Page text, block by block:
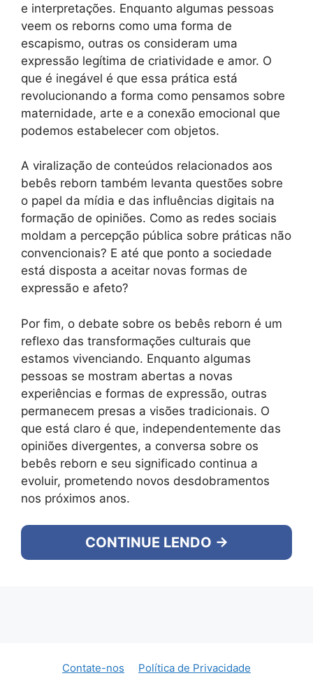
e interpretações. Enquanto algumas pessoas
veem os reborns como uma forma de
escapismo, outras os consideram uma
expressão legítima de criatividade e amor. O
que é inegável é que essa prática está
revolucionando a forma como pensamos sobre
maternidade, arte e a conexão emocional que
podemos estabelecer com objetos.
A viralização de conteúdos relacionados aos
bebês reborn também levanta questões sobre
o papel da mídia e das influências digitais na
formação de opiniões. Como as redes sociais
moldam a percepção pública sobre práticas não
convencionais? E até que ponto a sociedade
está disposta a aceitar novas formas de
expressão e afeto?
Por fim, o debate sobre os bebês reborn é um
reflexo das transformações culturais que
estamos vivenciando. Enquanto algumas
pessoas se mostram abertas a novas
experiências e formas de expressão, outras
permanecem presas a visões tradicionais. O
que está claro é que, independentemente das
opiniões divergentes, a conversa sobre os
bebês reborn e seu significado continua a
evoluir, prometendo novos desdobramentos
nos próximos anos.
CONTINUE LENDO →
Contate-nos Política de Privacidade